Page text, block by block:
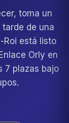
toma un
tarde de una
Roi está listo
Orly en
7 plazas bajo